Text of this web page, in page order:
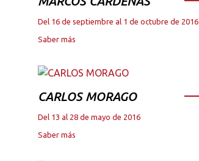
Del 16 de septiembre al 1 de octubre de 2016
Saber más
CARLOS MORAGO
Del 13 al 28 de mayo de 2016
Saber más